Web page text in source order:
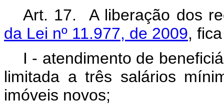
Art. 17. A liberação dos
da Lei nº 11.977, de 2009,
I - atendimento de
limitada a três salários
imóveis novos;